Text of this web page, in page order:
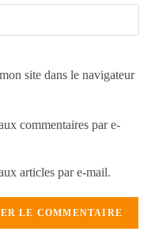
site dans le navigateur
commentaires par e-
articles par e-mail.